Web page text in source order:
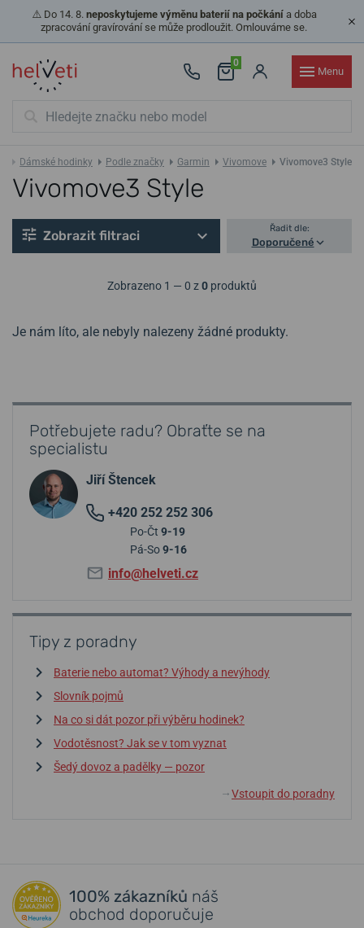
⚠️ Do 14. 8. neposkytujeme výměnu baterií na počkánía doba
zpracování gravírování se může prodloužit. Omlouváme se.
0
Menu
Dámské hodinky Podle značky Garmin Vivomove Vivomove3 Style
Vivomove3 Style
Zobrazit filtraci Řadit dle:
Doporučené
Zobrazeno 1 — 0 z0 produktů
Je nám líto, ale nebyly nalezeny žádné produkty.
Potřebujete radu? Obraťte se na
specialistu
Jiří Štencek
+420 252 252 306
Po-Čt 9-19
Pá-So9-16
info@helveti.cz
Tipy z poradny
Baterie nebo automat? Výhody a nevýhody
Slovník pojmů
Na co si dát pozor při výběru hodinek?
Vodotěsnost? Jak se v tom vyznat
Šedý dovoz a padělky — pozor
↓ Vstoupit do poradny
100% zákazníků náš
obchod doporučuje